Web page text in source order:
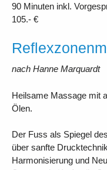
90 Minuten inkl.
105.- €
nach Hanne Marquardt
Heilsame Massage mit
Ölen.
Der Fuss als Spiegel
über sanfte
Harmonisierung und